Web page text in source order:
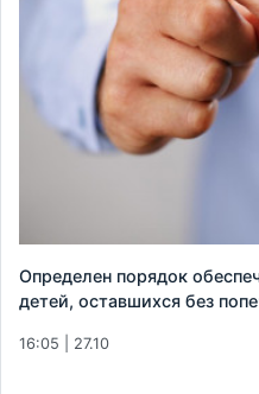
Определен порядок
детей, оставшихся без
16:05 | 27.10